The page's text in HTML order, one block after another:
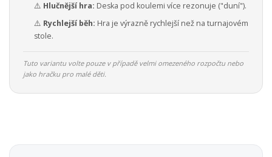
⚠️ Hlučnější hra: Deska pod koulemi více rezonuje ("duní").
⚠️ Rychlejší běh: Hra je výrazně rychlejší než na turnajovém
stole.
Tuto variantu volte pouze v případě velmi omezeného rozpočtu nebo
jako hračku pro malé děti.